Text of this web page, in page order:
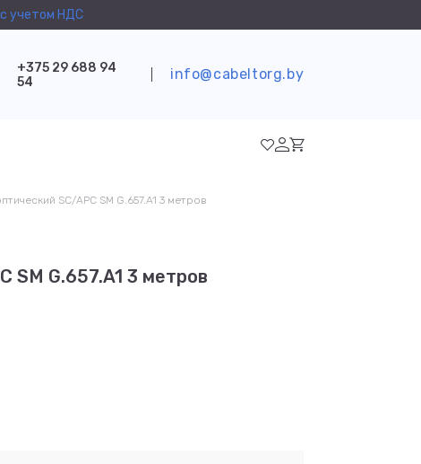
учетом НДС
+375 29 688 94
54
info@cabeltorg.by
SC/APC SM G.657.A1 3 метров
SM G.657.A1 3 метров